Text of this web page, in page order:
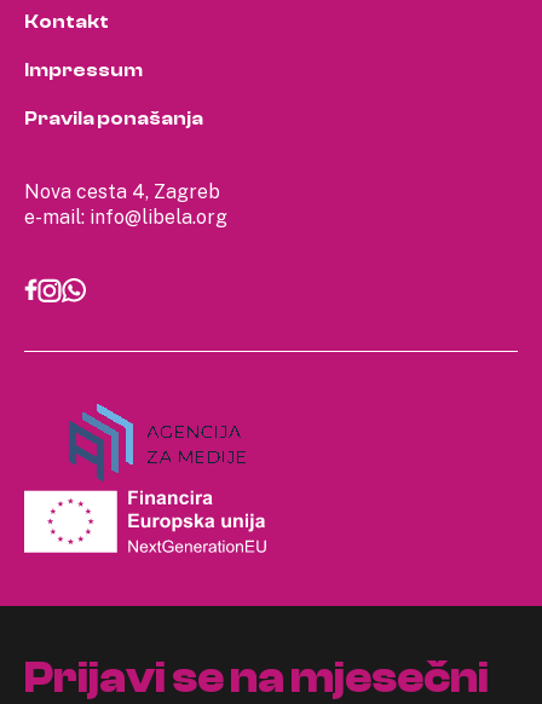
Nova cesta 4, Zagreb
e-mail: info@libela.org
Kontakt
Impressum
Pravila ponašanja
Prijavi se na mjesečni